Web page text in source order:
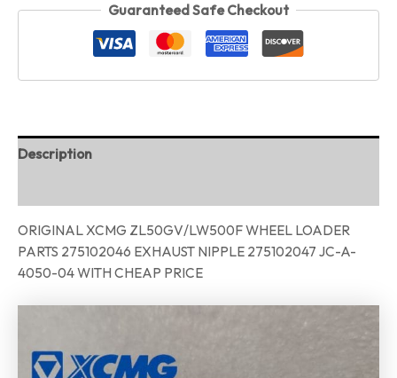
Guaranteed Safe Checkout
Description
ORIGINAL XCMG ZL50GV/LW500F WHEEL LOADER
PARTS 275102046 EXHAUST NIPPLE 275102047 JC-A-
4050-04 WITH CHEAP PRICE